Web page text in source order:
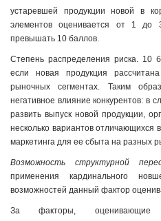
устаревшей продукции новой в
элементов оценивается от 1
превышать 10 баллов.
Степень распределения риска. 10
если новая продукция
рыночных сегментах. Таким
негативное влияние конкурентов: в
развить выпуск новой продукции,
несколько вариантов
маркетинга для ее сбыта на разных
Возможность структурной
применения кардинального
возможностей данный фактор
За факторы,